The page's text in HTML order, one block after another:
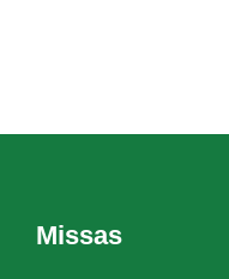
Missas